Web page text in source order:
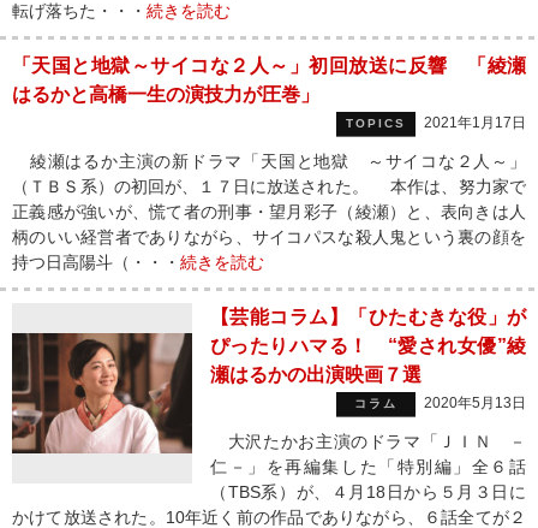
転げ落ちた・・・ 続きを読む
「天国と地獄～サイコな２人～」初回放送に反響 「綾瀬
はるかと高橋一生の演技力が圧巻」
TOPICS 2021年1月17日
綾瀬はるか主演の新ドラマ「天国と地獄 ～サイコな２人～」
（ＴＢＳ系）の初回が、１７日に放送された。 本作は、努力家で
正義感が強いが、慌て者の刑事・望月彩子（綾瀬）と、表向きは人
柄のいい経営者でありながら、サイコパスな殺人鬼という裏の顔を
持つ日高陽斗（・・・ 続きを読む
【芸能コラム】「ひたむきな役」が
ぴったりハマる！ “愛され女優”綾
瀬はるかの出演映画７選
コラム 2020年5月13日
大沢たかお主演のドラマ「ＪＩＮ －
仁－」を再編集した「特別編」全６話
（TBS系）が、４月18日から５月３日に
かけて放送された。10年近く前の作品でありながら、６話全てが２